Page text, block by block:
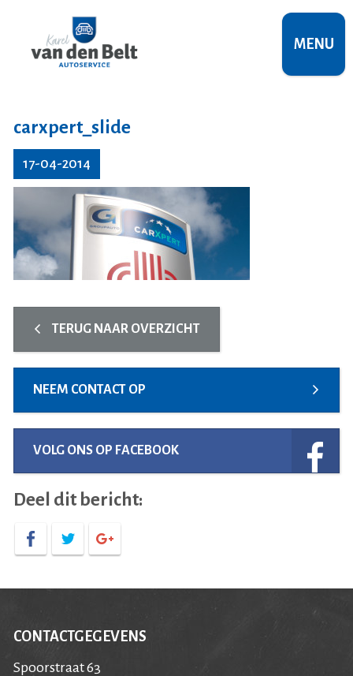
MENU
carxpert_slide
17-04-2014
TERUG NAAR OVERZICHT
NEEM CONTACT OP
VOLG ONS OP FACEBOOK
Deel dit bericht:
CONTACTGEGEVENS
Spoorstraat 63